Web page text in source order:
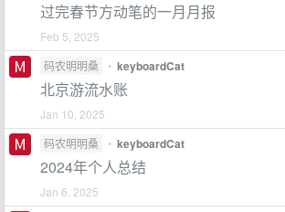
过完春节方动笔的一月月报
Feb 5, 2025
码农明明桑
• keyboardCat
北京游流水账
Jan 10, 2025
码农明明桑
• keyboardCat
2024年个人总结
Jan 6, 2025